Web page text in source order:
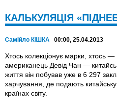
КАЛЬКУЛЯЦІЯ
Самійло КІШКА 00:00, 25.04.2013
Хтось колекціонує марки, хтось —
американець Девід Чан —
життя він побував уже в 6 297
харчування, де подають
країнах світу.